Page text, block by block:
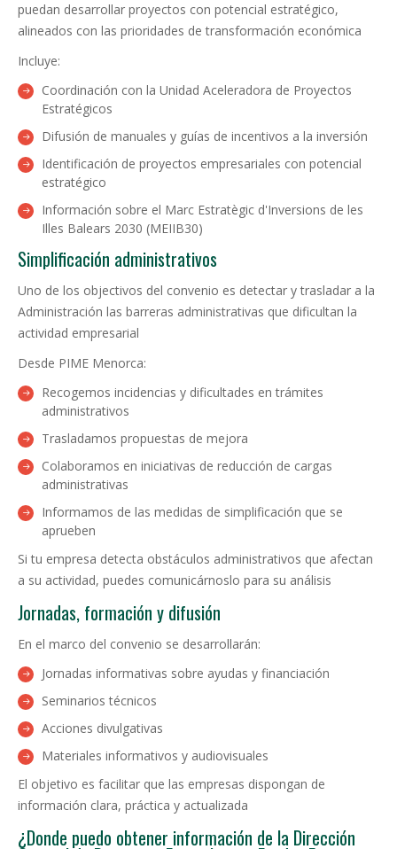
puedan desarrollar proyectos con potencial estratégico,
alineados con las prioridades de transformación económica
Incluye:
Coordinación con la Unidad Aceleradora de Proyectos
Estratégicos
Difusión de manuales y guías de incentivos a la inversión
Identificación de proyectos empresariales con potencial
estratégico
Información sobre el Marc Estratègic d'Inversions de les
Illes Balears 2030 (MEIIB30)
Simplificación administrativos
Uno de los objectivos del convenio es detectar y trasladar a la
Administración las barreras administrativas que dificultan la
actividad empresarial
Desde PIME Menorca:
Recogemos incidencias y dificultades en trámites
administrativos
Trasladamos propuestas de mejora
Colaboramos en iniciativas de reducción de cargas
administrativas
Informamos de las medidas de simplificación que se
aprueben
Si tu empresa detecta obstáculos administrativos que afectan
a su actividad, puedes comunicárnoslo para su análisis
Jornadas, formación y difusión
En el marco del convenio se desarrollarán:
Jornadas informativas sobre ayudas y financiación
Seminarios técnicos
Acciones divulgativas
Materiales informativos y audiovisuales
El objetivo es facilitar que las empresas dispongan de
información clara, práctica y actualizada
¿Donde puedo obtener información de la Dirección